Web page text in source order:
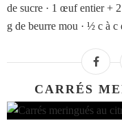
de sucre · 1 œuf entier +
g de beurre mou · ½ c à c
CARRÉS